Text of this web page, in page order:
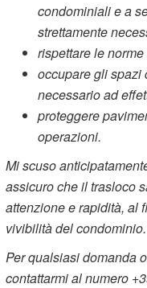
condominiali e a
strettamente
rispettare le
occupare gli spazi
necessario ad
proteggere
operazioni.
Mi scuso
assicuro che il trasloco
attenzione e rapidità, al
vivibilità del condominio.
Per qualsiasi domanda
contattarmi al numero